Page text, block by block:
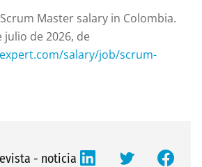
Master salary in Colombia.
julio de 2026, de
salary/job/scrum-
- noticia